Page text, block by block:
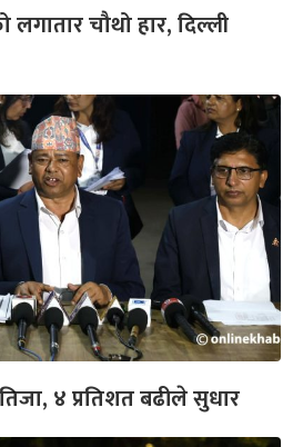
चौथो हार, दिल्ली
४ प्रतिशत बढीले सुधार